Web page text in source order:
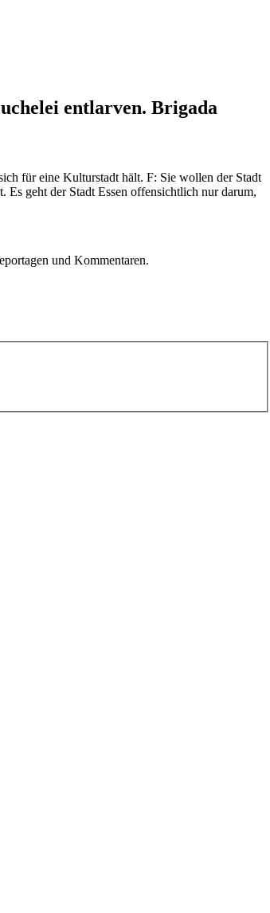
entlarven. Brigada
für eine Kulturstadt hält. F: Sie wollen der Stadt
geht der Stadt Essen offensichtlich nur darum,
und Kommentaren.